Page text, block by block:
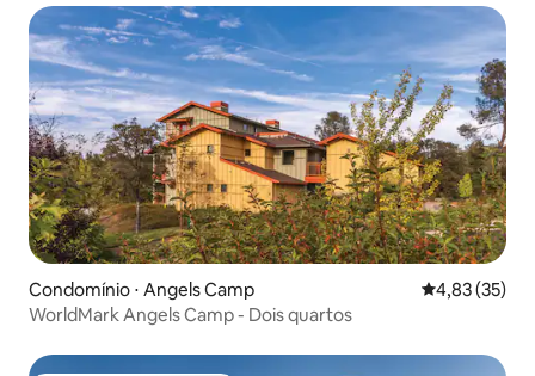
Condomínio ⋅ Angels Camp 4,83 de uma
4,83 (35)
WorldMark Angels Camp - Dois quartos